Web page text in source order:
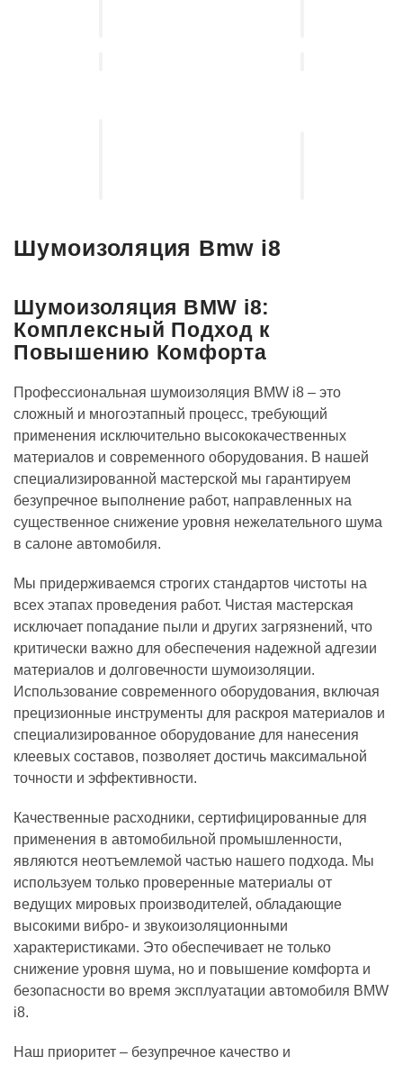
Шумоизоляция Bmw i8
Шумоизоляция BMW i8:
Комплексный Подход к
Повышению Комфорта
Профессиональная шумоизоляция BMW i8 – это
сложный и многоэтапный процесс, требующий
применения исключительно высококачественных
материалов и современного оборудования. В нашей
специализированной мастерской мы гарантируем
безупречное выполнение работ, направленных на
существенное снижение уровня нежелательного шума
в салоне автомобиля.
Мы придерживаемся строгих стандартов чистоты на
всех этапах проведения работ. Чистая мастерская
исключает попадание пыли и других загрязнений, что
критически важно для обеспечения надежной адгезии
материалов и долговечности шумоизоляции.
Использование современного оборудования, включая
прецизионные инструменты для раскроя материалов и
специализированное оборудование для нанесения
клеевых составов, позволяет достичь максимальной
точности и эффективности.
Качественные расходники, сертифицированные для
применения в автомобильной промышленности,
являются неотъемлемой частью нашего подхода. Мы
используем только проверенные материалы от
ведущих мировых производителей, обладающие
высокими вибро- и звукоизоляционными
характеристиками. Это обеспечивает не только
снижение уровня шума, но и повышение комфорта и
безопасности во время эксплуатации автомобиля BMW
i8.
Наш приоритет – безупречное качество и